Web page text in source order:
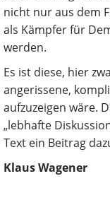
nicht nur aus dem
als Kämpfer für
werden.
Es ist diese, hier
angerissene,
aufzuzeigen wäre.
„lebhafte
Text ein Beitrag
Klaus Wagener